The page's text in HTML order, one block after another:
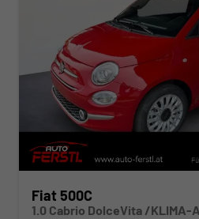
Fiat 500C
1.0 Cabrio DolceVita /KLIMA-